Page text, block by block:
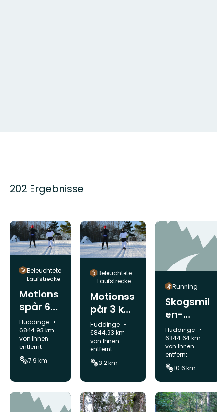
202 Ergebnisse
Beleuchtete
Laufstrecke
Motions
spår 6
km -
Ågesta
Gemeinde:
Huddinge
6844.93 km
von Ihnen
entfernt
7.9 km
Beleuchtete
Laufstrecke
Motionss
pår 3 km
- Ågesta
Gemeinde:
Huddinge
6844.93 km
von Ihnen
entfernt
3.2 km
Running
Skogsmil
en-
Ågesta
Gemeinde:
Huddinge
6844.64 km
von Ihnen
entfernt
10.6 km